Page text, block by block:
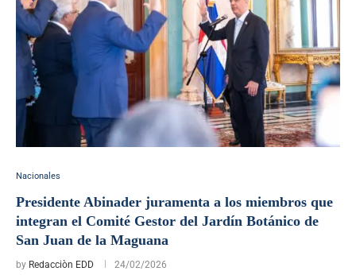
Nacionales
Presidente Abinader juramenta a los miembros que
integran el Comité Gestor del Jardín Botánico de
San Juan de la Maguana
by Redacciòn EDD 24/02/2026